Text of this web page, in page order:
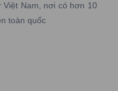
Việt Nam, nơi có hơn 10
toàn quốc